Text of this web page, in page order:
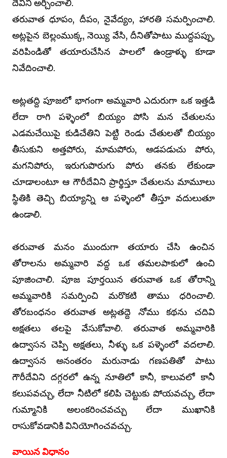
దేవిని అర్చించాలి.
తరువాత ధూపం, దీపం, నైవేద్యం, హారతి సమర్పించాలి.
అట్లపైన బెల్లంముక్క, నెయ్యి వేసి, దీనితోపాటు ముద్దపప్పు,
వరిపిండితో తయారుచేసిన పాలలో ఉండ్రాళ్ళు కూడా
నివేదించాలి.
అట్లతద్ది పూజలో భాగంగా అమ్మవారి ఎదురుగా ఒక ఇత్తడి
లేదా రాగి పళ్ళెంలో బియ్యం పోసి మన చేతులను
ఎడమచేయిపై కుడిచేతిని పెట్టి రెండు చేతులతో బియ్యం
తీసుకుని అత్తపోరు, మామపోరు, ఆడపడుచు పోరు,
మగనిపోరు, ఇరుగుపొరుగు పోరు తనకు లేకుండా
చూడాలంటూ ఆ గౌరీదేవిని ప్రార్థిస్తూ చేతులను మామూలు
స్థితికి తెచ్చి బియ్యాన్ని ఆ పళ్ళెంలో తీస్తూ వదులుతూ
ఉండాలి.
తరువాత మనం ముందుగా తయారు చేసి ఉంచిన
తోరాలను అమ్మవారి వద్ద ఒక తమలపాకులో ఉంచి
పూజించాలి. పూజ పూర్తయిన తరువాత ఒక తోరాన్ని
అమ్మవారికి సమర్పించి మరొకటి తాము ధరించాలి.
తోరబంధనం తరువాత అట్లతద్దె నోము కథను చదివి
అక్షతలు తలపై వేసుకోవాలి. తరువాత అమ్మవారికి
ఉద్వాసన చెప్పి అక్షతలు, నీళ్ళు ఒక పళ్ళెంలో వదలాలి.
ఉద్వాసన అనంతరం మరునాడు గణపతితో పాటు
గౌరీదేవిని దగ్గరలో ఉన్న నూతిలో కానీ, కాలువలో కానీ
కలుపవచ్చు, లేదా నీటిలో కలిపి చెట్టుకు పోయవచ్చు, లేదా
గుమ్మానికి అలంకరించవచ్చు లేదా ముఖానికి
రాసుకోవడానికి వినియోగించవచ్చు.
వాయిన విధానం